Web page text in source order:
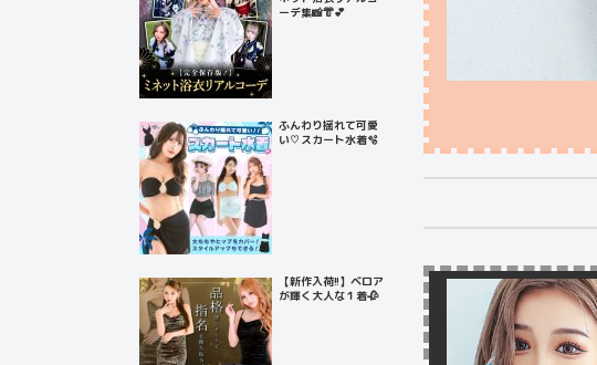
ーデ集📸👘💕
ふんわり揺れて可愛
い♡スカート水着🫧
【新作入荷!!】ベロア
が輝く大人な１着🥀